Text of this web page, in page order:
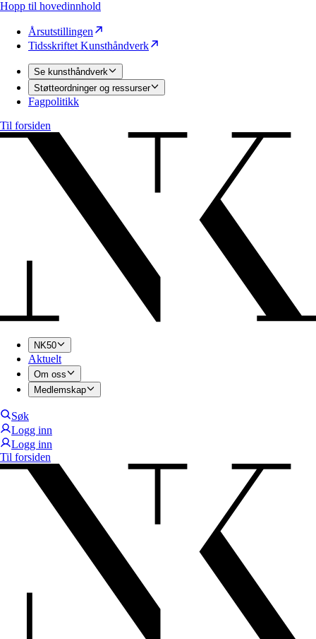
Hopp til hovedinnhold
Årsutstillingen
Tidsskriftet Kunsthåndverk
Se kunsthåndverk
Støtteordninger og ressurser
Fagpolitikk
Til forsiden
NK50
Aktuelt
Om oss
Medlemskap
Søk
Logg inn
Logg inn
Til forsiden